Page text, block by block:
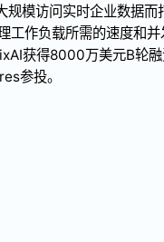
模访问实时企业数据而
工作负载所需的速度和
获得8000万美元B轮融
参投。